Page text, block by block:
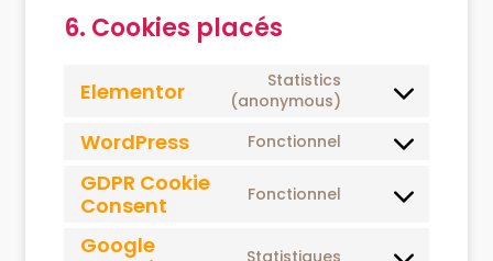
6. Cookies placés
Elementor
Statistics
(anonymous)
WordPress Fonctionnel
GDPR Cookie
Consent
Fonctionnel
Google
Statistiques